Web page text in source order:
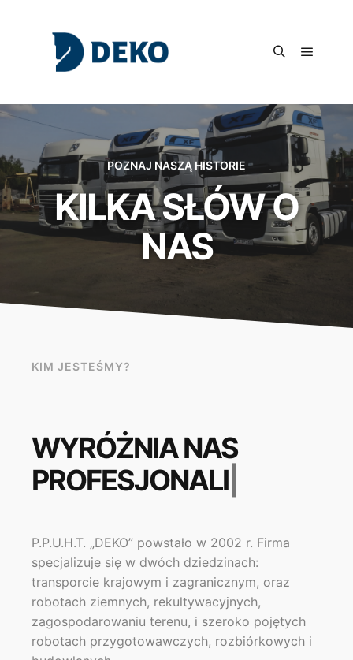
POZNAJ NASZĄ HISTORIE
KILKA SŁÓW O
NAS
KIM JESTEŚMY?
WYRÓŻNIA NAS
PROFESJONALIZM.
P.P.U.H.T. „DEKO” powstało w 2002 r. Firma
specjalizuje się w dwóch dziedzinach:
transporcie krajowym i zagranicznym, oraz
robotach ziemnych, rekultywacyjnych,
zagospodarowaniu terenu, i szeroko pojętych
robotach przygotowawczych, rozbiórkowych i